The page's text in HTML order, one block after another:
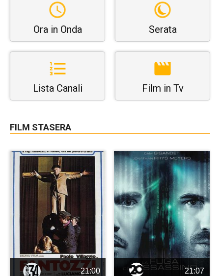
Ora in Onda Serata
Lista Canali Film in Tv
FILM STASERA
21:00 21:07